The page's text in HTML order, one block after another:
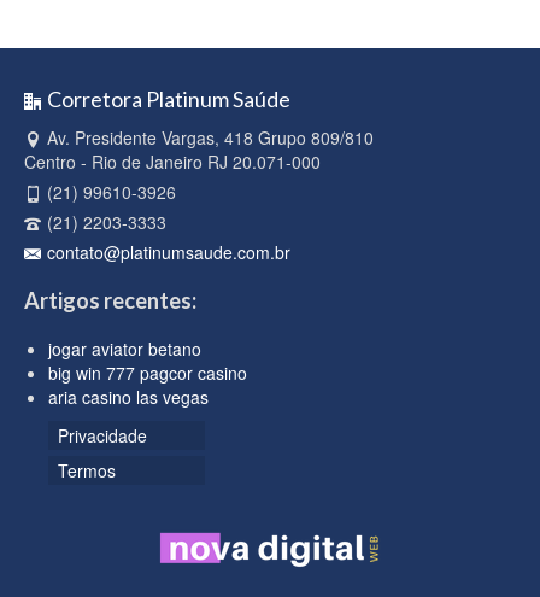
Corretora Platinum Saúde
Av. Presidente Vargas, 418 Grupo 809/810
Centro - Rio de Janeiro RJ 20.071-000
(21) 99610-3926
(21) 2203-3333
contato@platinumsaude.com.br
Artigos recentes:
jogar aviator betano
big win 777 pagcor casino
aria casino las vegas
Privacidade
Termos